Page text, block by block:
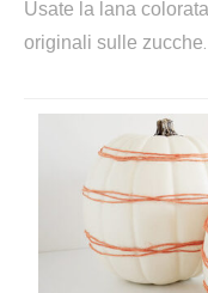
Usate la lana
originali sulle zucche.